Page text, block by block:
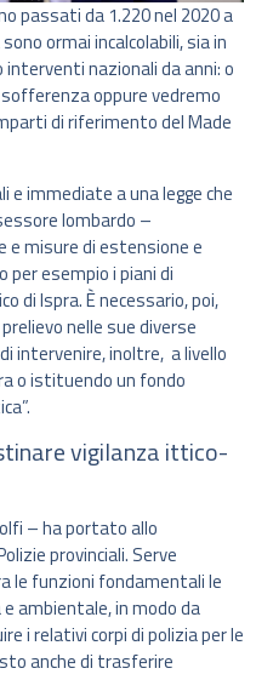
passati da 1.220 nel 2020 a
ormai incalcolabili, sia in
interventi nazionali da anni: o
oppure vedremo
di riferimento del Made
e immediate a una legge che
lombardo –
e misure di estensione e
esempio i piani di
di Ispra. È necessario, poi,
nelle sue diverse
intervenire, inoltre, a livello
o istituendo un fondo
vigilanza ittico-
– ha portato allo
provinciali. Serve
le funzioni fondamentali le
ambientale, in modo da
i relativi corpi di polizia per le
anche di trasferire